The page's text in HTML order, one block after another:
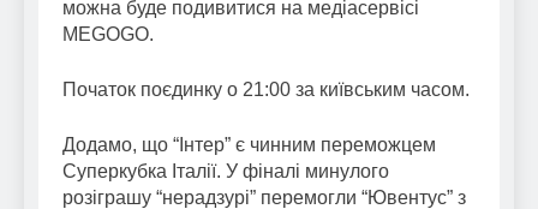
можна буде подивитися на медіасервісі
MEGOGO.
Початок поєдинку о 21:00 за київським часом.
Додамо, що “Інтер” є чинним переможцем
Суперкубка Італії. У фіналі минулого
розіграшу “нерадзурі” перемогли “Ювентус” з